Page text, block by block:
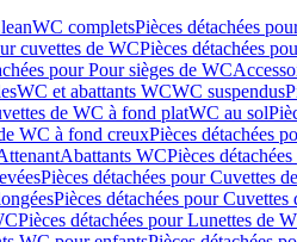
WC completsPièces détachées
cuvettes de WCPièces détachées
pour Pour sièges de WC
WC et abattants WCWC suspendus
de WC à fond platWC au sol
WC à fond creuxPièces détachées
Abattants WCPièces
Pièces détachées pour Cuvettes
Pièces détachées pour
Pièces détachées pour Lunettes de